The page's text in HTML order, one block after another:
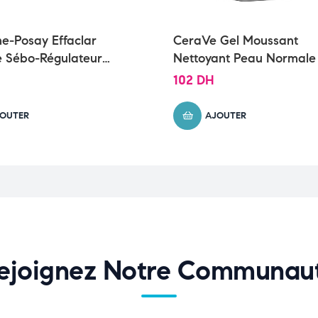
Posay Effaclar
Sébo-Régulateur
Acnéique |
CeraVe Gel Moussant
Nettoyant Peau
Grasse | 236ml
102 DH
AJOUTER
Notre